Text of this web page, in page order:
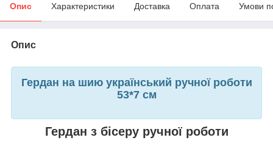
Опис Характеристики Доставка Оплата Умови
Опис
Гердан на шию український ручної роботи
53*7 см
Гердан з бісеру ручної роботи